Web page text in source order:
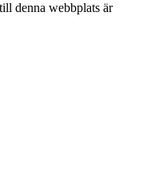
denna webbplats är